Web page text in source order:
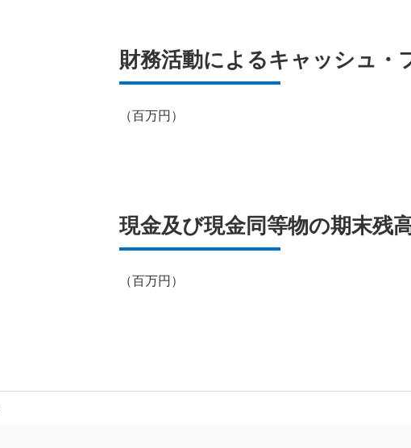
財務活動によるキャッシュ・
（百万円）
現金及び現金同等物の期末残
（百万円）